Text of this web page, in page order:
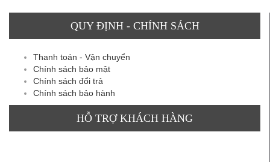
QUY ĐỊNH - CHÍNH SÁCH
Thanh toán - Vận chuyển
Chính sách bảo mật
Chính sách đổi trả
Chính sách bảo hành
HỖ TRỢ KHÁCH HÀNG